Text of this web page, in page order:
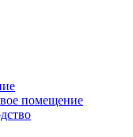
помещение